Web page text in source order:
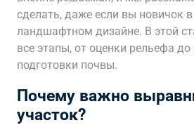
сделать, даже если вы новичок в
ландшафтном дизайне. В этой
все этапы, от оценки рельефа
подготовки почвы.
Почему важно
участок?